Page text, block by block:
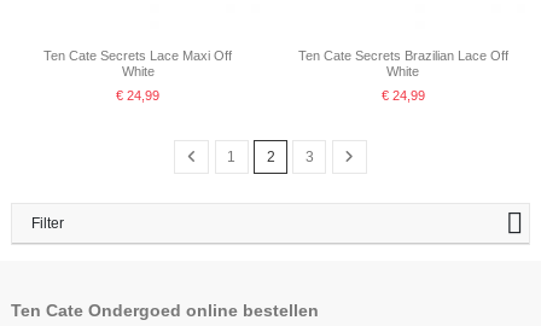
Ten Cate Secrets Lace Maxi Off
White
€ 24,99
Ten Cate Secrets Brazilian Lace Off
White
€ 24,99
1 2 3
Filter
Ten Cate Ondergoed online bestellen